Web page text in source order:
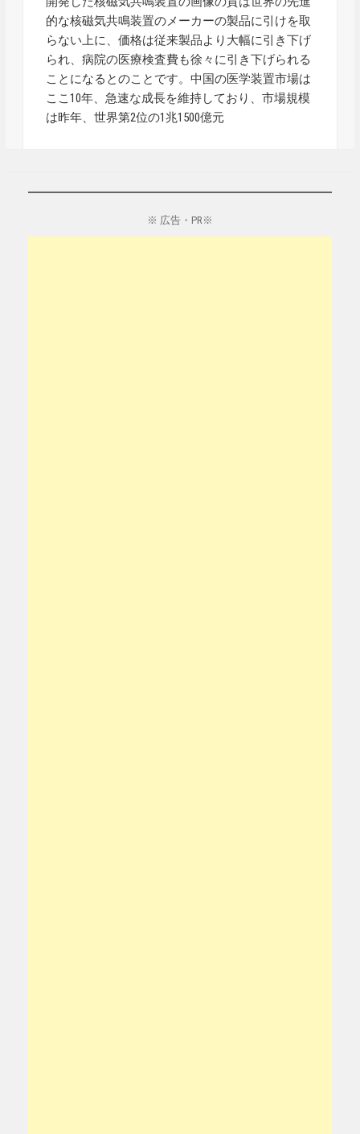
的な核磁気共鳴装置のメーカーの製品に引けを取
らない上に、価格は従来製品より大幅に引き下げ
られ、病院の医療検査費も徐々に引き下げられる
ことになるとのことです。中国の医学装置市場は
ここ10年、急速な成長を維持しており、市場規模
は昨年、世界第2位の1兆1500億元
※ 広告・PR※